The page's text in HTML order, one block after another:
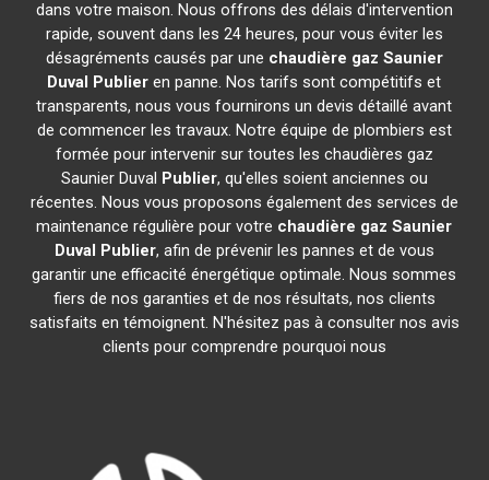
dans votre maison. Nous offrons des délais d'intervention
rapide, souvent dans les 24 heures, pour vous éviter les
désagréments causés par une chaudière gaz Saunier
Duval Publier en panne. Nos tarifs sont compétitifs et
transparents, nous vous fournirons un devis détaillé avant
de commencer les travaux. Notre équipe de plombiers est
formée pour intervenir sur toutes les chaudières gaz
Saunier Duval Publier, qu'elles soient anciennes ou
récentes. Nous vous proposons également des services de
maintenance régulière pour votre chaudière gaz Saunier
Duval Publier, afin de prévenir les pannes et de vous
garantir une efficacité énergétique optimale. Nous sommes
fiers de nos garanties et de nos résultats, nos clients
satisfaits en témoignent. N'hésitez pas à consulter nos avis
clients pour comprendre pourquoi nous